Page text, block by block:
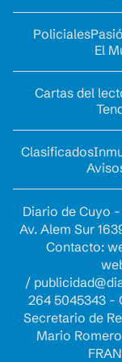
Policiales
El
Cartas del
Clasificados
Diario de Cuyo
Av. Alem Sur
Contacto:
/
264 5045343 -
Secretario de
Mario